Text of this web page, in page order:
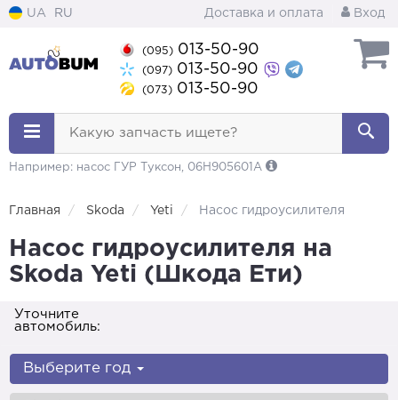
UA RU Доставка и оплата Вход
(095) 013-50-90
(097) 013-50-90
(073) 013-50-90
Какую запчасть ищете?
Например: насос ГУР Туксон, 06H905601A
Главная Skoda Yeti Насос гидроусилителя
Насос гидроусилителя на
Skoda Yeti (Шкода Ети)
Уточните
автомобиль:
Выберите год